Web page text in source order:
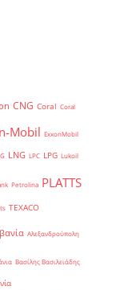
CNG Coral Coral
Mobil ExxonMobil
LNG LPC LPG Lukoil
Petrolina PLATTS
TEXACO
Αλεξανδρούπολη
Βασίλης Βασιλειάδης